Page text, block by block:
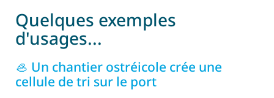
Quelques exemples
d'usages...
🦪 Un chantier ostréicole crée une
cellule de tri sur le port